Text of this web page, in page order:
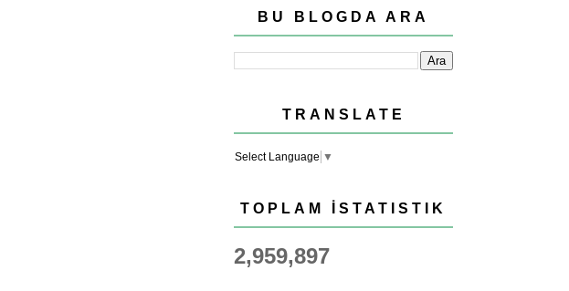
BU BLOGDA ARA
TRANSLATE
Select Language ▼
TOPLAM İSTATISTIK
2,959,897